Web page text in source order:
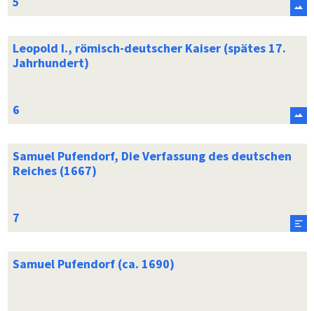
Leopold I., römisch-deutscher Kaiser (spätes 17.
Jahrhundert)
Samuel Pufendorf, Die Verfassung des deutschen
Reiches (1667)
Samuel Pufendorf (ca. 1690)